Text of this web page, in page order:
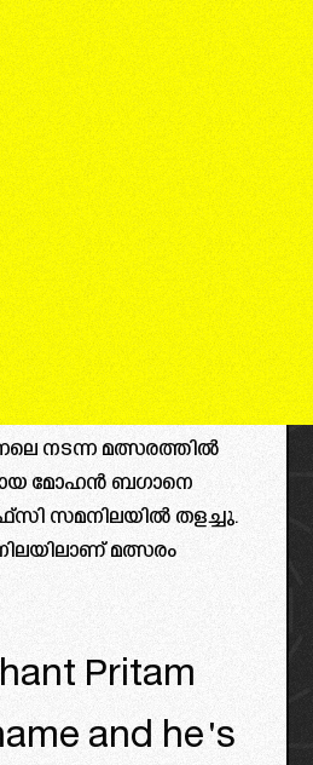
നടന്ന മത്സരത്തിൽ
മോഹൻ ബഗാനെ
സമനിലയിൽ തളച്ചു.
മത്സരം
Pritam
and he's